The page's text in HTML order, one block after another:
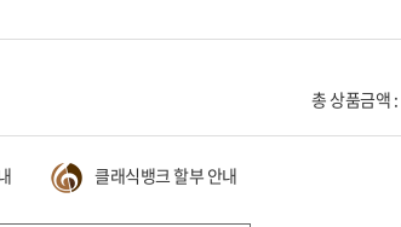
총 상품금액 :
클래식뱅크 할부 안내